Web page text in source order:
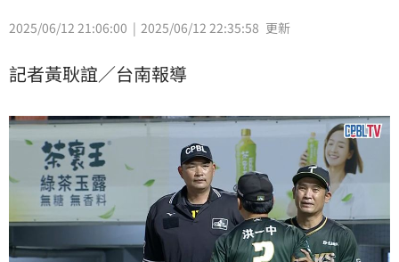
2025/06/12 21:06:00 2025/06/12 22:35:58 更新
記者黃耿誼／台南報導